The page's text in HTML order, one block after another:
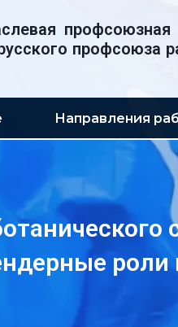
профсоюзная
профсоюза
Направления
роли